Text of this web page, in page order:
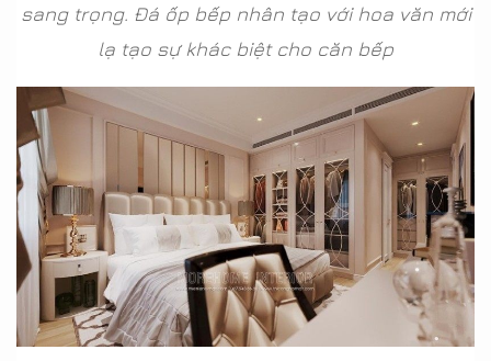
sang trọng. Đá ốp bếp nhân tạo với hoa văn mới
lạ tạo sự khác biệt cho căn bếp